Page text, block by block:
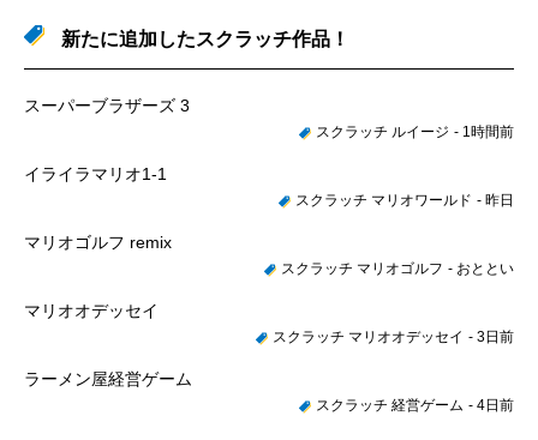
新たに追加したスクラッチ作品！
スーパーブラザーズ 3
スクラッチ ルイージ - 1時間前
イライラマリオ1-1
スクラッチ マリオワールド - 昨日
マリオゴルフ remix
スクラッチ マリオゴルフ - おととい
マリオオデッセイ
スクラッチ マリオオデッセイ - 3日前
ラーメン屋経営ゲーム
スクラッチ 経営ゲーム - 4日前